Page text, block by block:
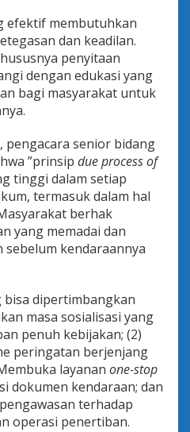
efektif membutuhkan
dan keadilan.
penyitaan
dengan edukasi yang
bagi masyarakat untuk
pengacara senior bidang
”prinsip due process of
tinggi dalam setiap
termasuk dalam hal
berhak
yang memadai dan
kendaraannya
bisa dipertimbangkan
masa sosialisasi yang
penuh kebijakan; (2)
peringatan berjenjang
layanan one-stop
dokumen kendaraan; dan
terhadap
operasi penertiban.